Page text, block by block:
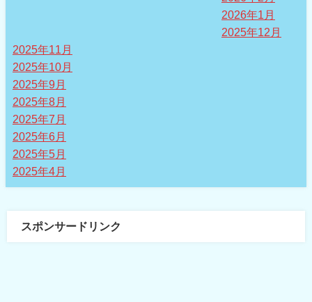
2026年1月
2025年12月
2025年11月
2025年10月
2025年9月
2025年8月
2025年7月
2025年6月
2025年5月
2025年4月
スポンサードリンク